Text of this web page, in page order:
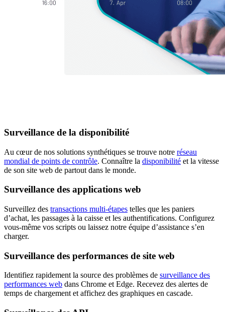
Surveillance de la disponibilité
Au cœur de nos solutions synthétiques se trouve notre réseau
mondial de points de contrôle. Connaître la disponibilité et la vitesse
de son site web de partout dans le monde.
Surveillance des applications web
Surveillez des transactions multi-étapes telles que les paniers
d’achat, les passages à la caisse et les authentifications. Configurez
vous-même vos scripts ou laissez notre équipe d’assistance s’en
charger.
Surveillance des performances de site web
Identifiez rapidement la source des problèmes de surveillance des
performances web dans Chrome et Edge. Recevez des alertes de
temps de chargement et affichez des graphiques en cascade.